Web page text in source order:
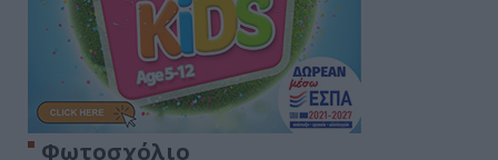
Φωτοσχόλιο